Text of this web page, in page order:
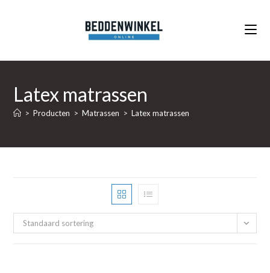
Latex matrassen
> Producten > Matrassen > Latex matrassen
Standaard sortering